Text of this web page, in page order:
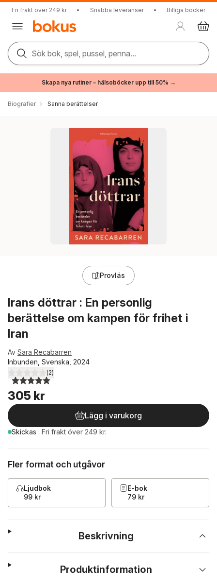
Fri frakt över 249 kr • Snabba leveranser • Billiga böcker
Sök bok, spel, pussel, penna...
Skapa nya rutiner – hälsoböcker upp till 50% →
Biografier Sanna berättelser
Provläs
Irans döttrar : En personlig
berättelse om kampen för frihet i
Iran
Av Sara Recabarren
Inbunden, Svenska, 2024
5,0utav 5 stjärnor. Totalt antal röster:
(2)
305 kr
Lägg i varukorg
Skickas . Fri frakt över 249 kr.
Fler format och utgåvor
Ljudbok
99 kr
E-bok
79 kr
Beskrivning
Produktinformation